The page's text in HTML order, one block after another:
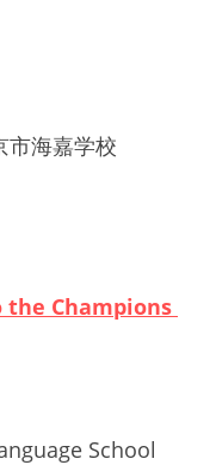
市海嘉学校
Champions
School